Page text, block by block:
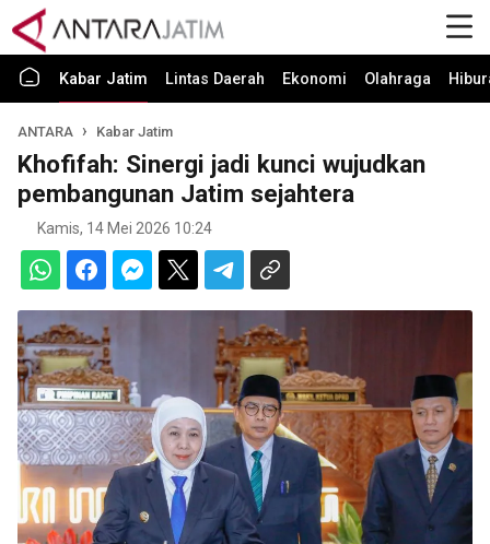
Kabar Jatim Lintas Daerah Ekonomi Olahraga
ANTARA Kabar Jatim
Khofifah: Sinergi jadi kunci wujudkan
pembangunan Jatim sejahtera
Kamis, 14 Mei 2026 10:24